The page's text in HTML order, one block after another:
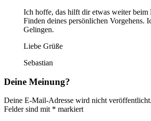
Ich hoffe, das hilft dir etwas weiter beim
Finden deines persönlichen Vorgehens.
Gelingen.
Liebe Grüße
Sebastian
Deine Meinung?
Deine E-Mail-Adresse wird nicht veröffentlicht.
Felder sind mit * markiert